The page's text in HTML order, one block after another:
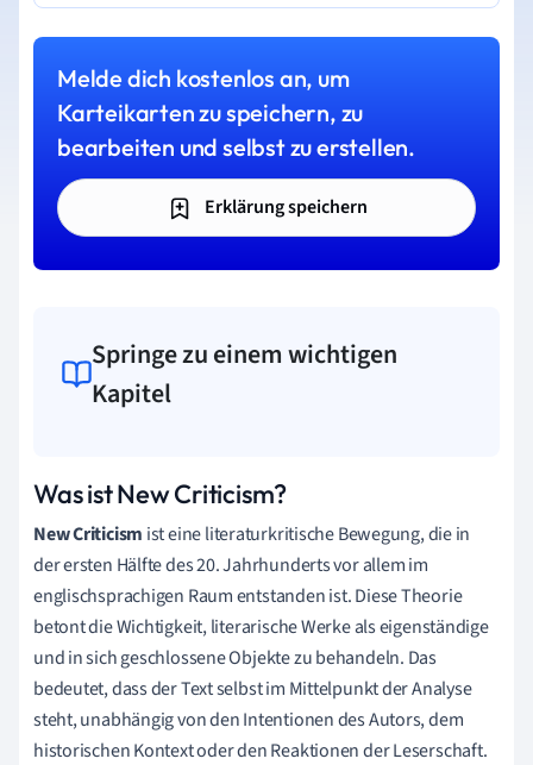
Melde dich kostenlos an, um
Karteikarten zu speichern, zu
bearbeiten und selbst zu erstellen.
Erklärung speichern
Springe zu einem wichtigen
Kapitel
Was ist New Criticism?
New Criticism ist eine literaturkritische Bewegung, die in
der ersten Hälfte des 20. Jahrhunderts vor allem im
englischsprachigen Raum entstanden ist. Diese Theorie
betont die Wichtigkeit, literarische Werke als eigenständige
und in sich geschlossene Objekte zu behandeln. Das
bedeutet, dass der Text selbst im Mittelpunkt der Analyse
steht, unabhängig von den Intentionen des Autors, dem
historischen Kontext oder den Reaktionen der Leserschaft.